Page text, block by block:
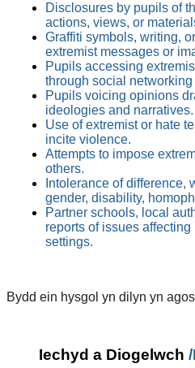
Disclosures by pupils of
actions, views, or
Graffiti symbols, writing,
extremist messages or
Pupils accessing
through social networking
Pupils voicing opinions
ideologies and narratives.
Use of extremist or hate
incite violence.
Attempts to impose
others.
Intolerance of difference,
gender, disability,
Partner schools, local
reports of issues
settings.
Bydd ein hysgol yn dilyn yn
Iechyd a Diogelwch